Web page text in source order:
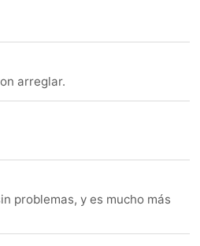
arreglar.
problemas, y es mucho más